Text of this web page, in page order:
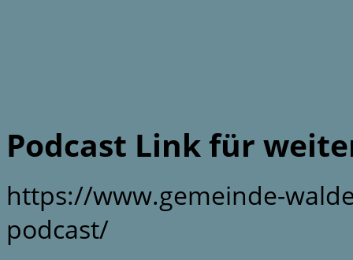
Podcast Link für
https://www.gemeinde-
podcast/